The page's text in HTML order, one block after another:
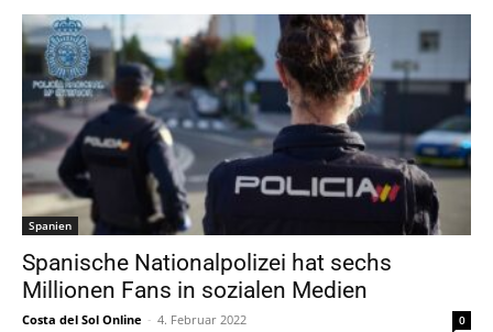
Spanien
Spanische Nationalpolizei hat sechs
Millionen Fans in sozialen Medien
Costa del Sol Online - 4. Februar 2022 0